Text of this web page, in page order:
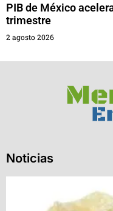
PIB de México
trimestre
2 agosto 2026
Noticias